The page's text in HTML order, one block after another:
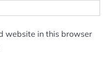
website in this browser